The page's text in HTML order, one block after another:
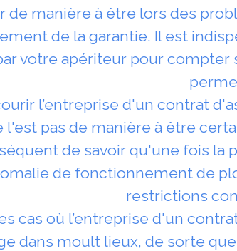
de manière à être lors des
de la garantie. Il est
votre apériteur pour
l’entreprise d'un contrat
l'est pas de manière à être
de savoir qu'une fois la
de fonctionnement de
restrictions
cas où l’entreprise d'un
dans moult lieux, de sorte